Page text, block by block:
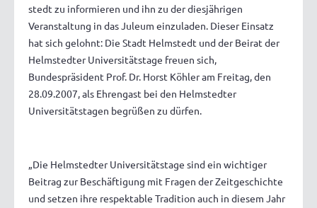
stedt zu informieren und ihn zu der diesjährigen
Veranstaltung in das Juleum einzuladen. Dieser Einsatz
hat sich gelohnt: Die Stadt Helmstedt und der Beirat der
Helmstedter Universitätstage freuen sich,
Bundespräsident Prof. Dr. Horst Köhler am Freitag, den
28.09.2007, als Ehrengast bei den Helmstedter
Universitätstagen begrüßen zu dürfen.
„Die Helmstedter Universitätstage sind ein wichtiger
Beitrag zur Beschäftigung mit Fragen der Zeitgeschichte
und setzen ihre respektable Tradition auch in diesem Jahr